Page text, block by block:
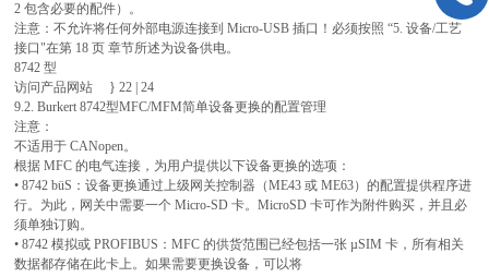
2 包含必要的配件）。
注意：不允许将任何外部电源连接到 Micro-USB 插口！必须按照 “5. 设备/工艺
接口"在第 18 页 章节所述为设备供电。
8742 型
访问产品网站 } 22 | 24
9.2. Burkert 8742型MFC/MFM简单设备更换的配置管理
注意：
不适用于 CANopen。
根据 MFC 的电气连接，为用户提供以下设备更换的选项：
• 8742 büS：设备更换通过上级网关控制器（ME43 或 ME63）的配置提供程序进
行。为此，网关中需要一个 Micro-SD 卡。MicroSD 卡可作为附件购买，并且必
须单独订购。
• 8742 模拟或 PROFIBUS：MFC 的供货范围已经包括一张 µSIM 卡，所有相关
数据都存储在此卡上。如果需要更换设备，可以将